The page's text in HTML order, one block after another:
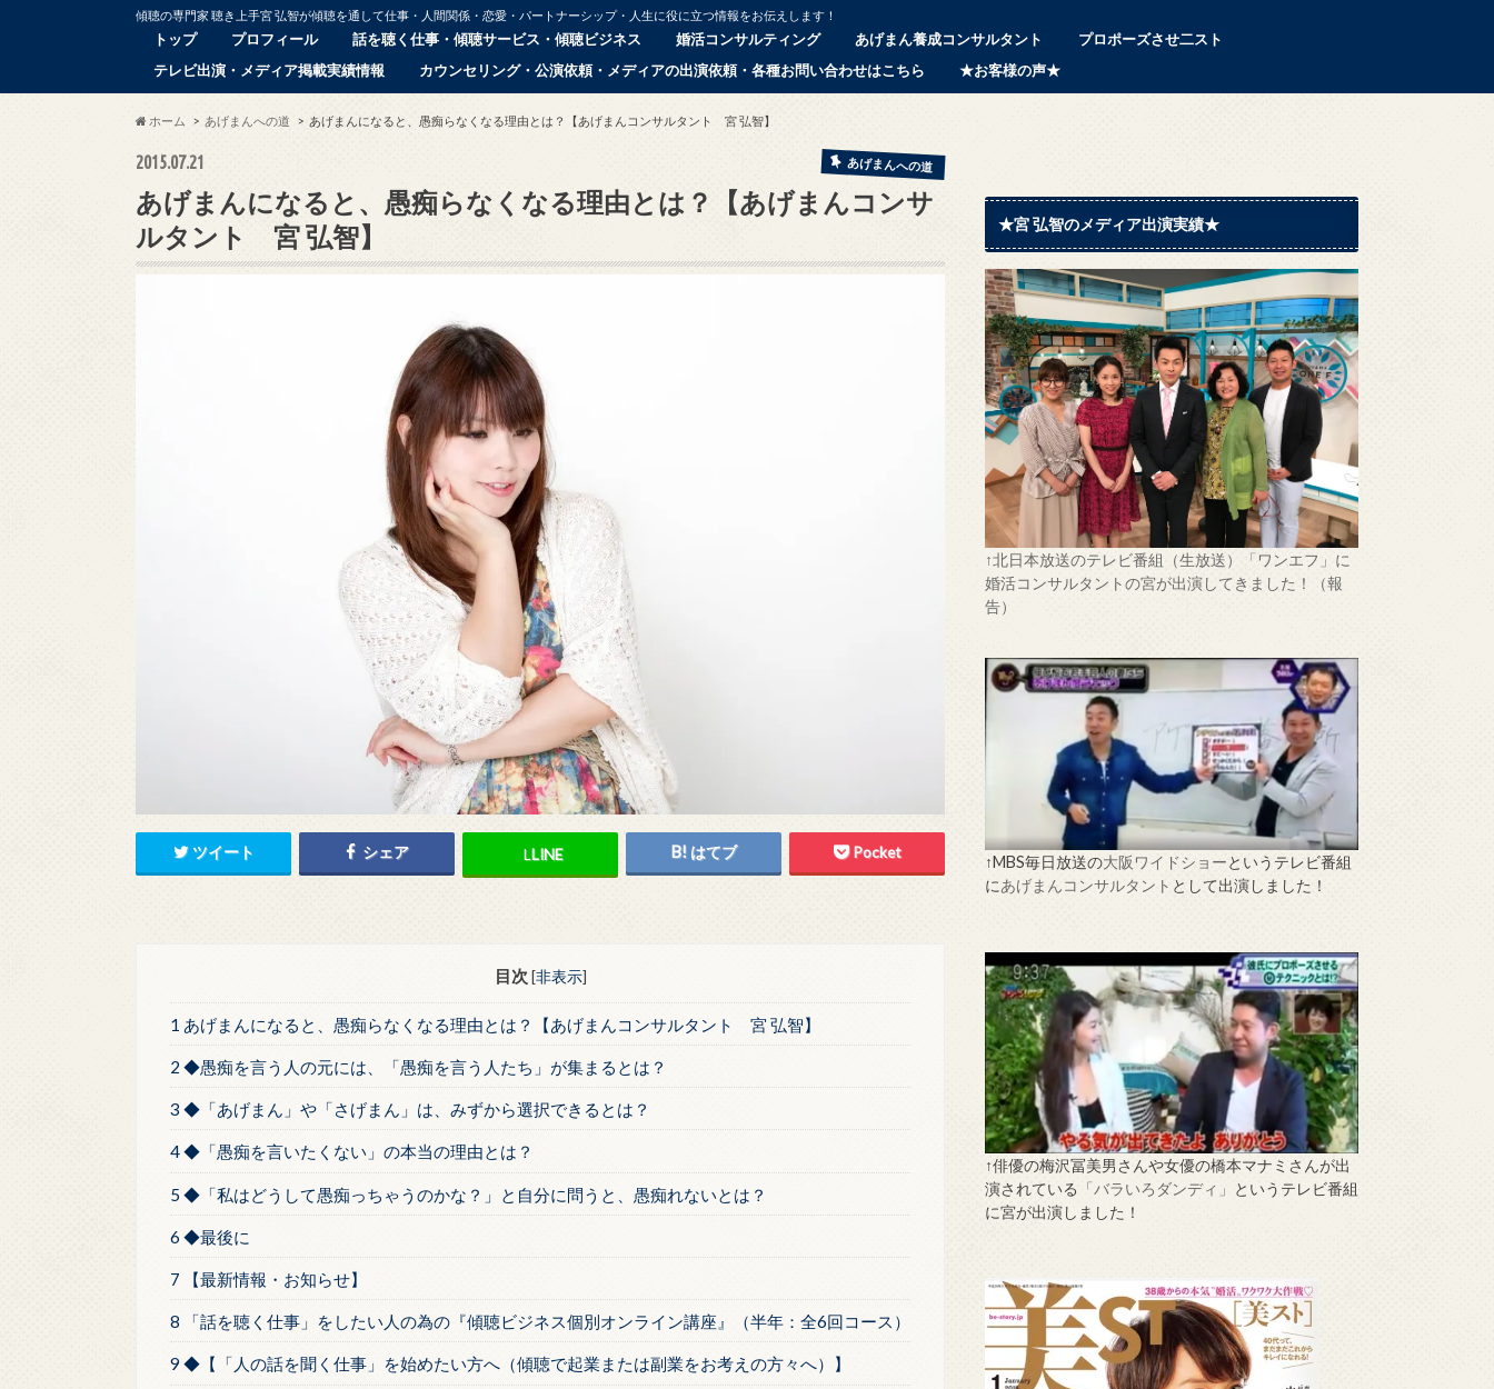
傾聴の専門家 聴き上手宮 弘智が傾聴を通して仕事・人間関係・恋愛・パートナーシップ・人生に役に立つ情報をお伝えします！
トップ プロフィール 話を聴く仕事・傾聴サービス・傾聴ビジネス 婚活コンサルティング あげまん養成コンサルタント
プロポーズさせ二スト
テレビ出演・メディア掲載実績情報
カウンセリング・公演依頼・メディアの出演依頼・各種お問い合わせはこちら ★お客様の声★
ホーム あげまんへの道 あげまんになると、愚痴らなくなる理由とは？【あげまんコンサルタント 宮 弘智】
2015.07.21 あげまんへの道
あげまんになると、愚痴らなくなる理由とは？【あげまんコンサ
ルタント 宮 弘智】
ツイート シェア LLINE はてブ Pocket
目次 [非表示]
1 あげまんになると、愚痴らなくなる理由とは？【あげまんコンサルタント 宮 弘智】
2 ◆愚痴を言う人の元には、「愚痴を言う人たち」が集まるとは？
3 ◆「あげまん」や「さげまん」は、みずから選択できるとは？
4 ◆「愚痴を言いたくない」の本当の理由とは？
5 ◆「私はどうして愚痴っちゃうのかな？」と自分に問うと、愚痴れないとは？
6 ◆最後に
7 【最新情報・お知らせ】
8 「話を聴く仕事」をしたい人の為の『傾聴ビジネス個別オンライン講座』（半年：全6回コース）
9 ◆【「人の話を聞く仕事」を始めたい方へ（傾聴で起業または副業をお考えの方々へ）】
★宮 弘智のメディア出演実績★
↑北日本放送のテレビ番組（生放送）「ワンエフ」に
婚活コンサルタントの宮が出演してきました！（報
告）
↑MBS毎日放送の大阪ワイドショーというテレビ番組
にあげまんコンサルタント として出演しました！
↑俳優の梅沢冨美男さんや女優の橋本マナミさんが出
演されている 「バラいろダンディ」 というテレビ番組
に宮が出演しました！